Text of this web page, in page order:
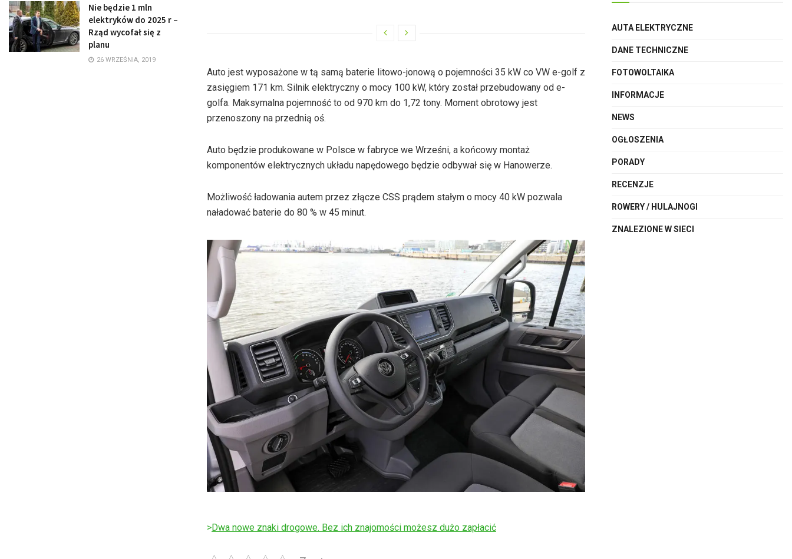
Auto jest wyposażone w tą samą baterie litowo-jonową o pojemności 35 kW co VW e-golf z
zasięgiem 171 km. Silnik elektryczny o mocy 100 kW, który został przebudowany od e-
golfa. Maksymalna pojemność to od 970 km do 1,72 tony. Moment obrotowy jest
przenoszony na przednią oś.
Auto będzie produkowane w Polsce w fabryce we Wrześni, a końcowy montaż
komponentów elektrycznych układu napędowego będzie odbywał się w Hanowerze.
Możliwość ładowania autem przez złącze CSS prądem stałym o mocy 40 kW pozwala
naładować baterie do 80 % w 45 minut.
>Dwa nowe znaki drogowe. Bez ich znajomości możesz dużo zapłacić
Nie będzie 1 mln
elektryków do 2025 r –
Rząd wycofał się z
planu
26 WRZEŚNIA, 2019
AUTA ELEKTRYCZNE
DANE TECHNICZNE
FOTOWOLTAIKA
INFORMACJE
NEWS
OGŁOSZENIA
PORADY
RECENZJE
ROWERY / HULAJNOGI
ZNALEZIONE W SIECI